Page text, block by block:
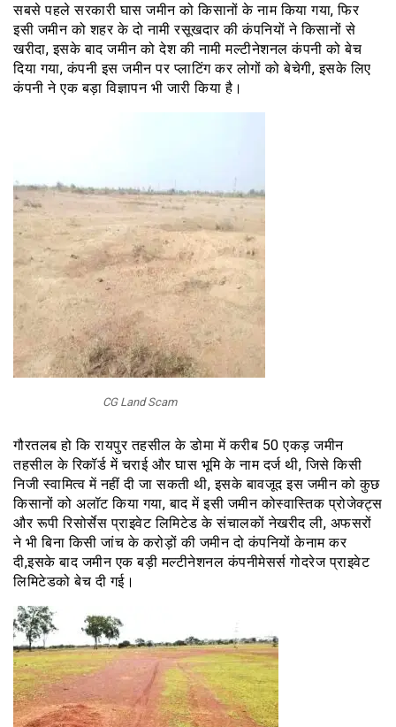
सबसे पहले सरकारी घास जमीन को किसानों के नाम किया गया, फिर
इसी जमीन को शहर के दो नामी रसूखदार की कंपनियों ने किसानों से
खरीदा, इसके बाद जमीन को देश की नामी मल्टीनेशनल कंपनी को बेच
दिया गया, कंपनी इस जमीन पर प्लाटिंग कर लोगों को बेचेगी, इसके लिए
कंपनी ने एक बड़ा विज्ञापन भी जारी किया है।
CG Land Scam
गौरतलब हो कि रायपुर तहसील के डोमा में करीब 50 एकड़ जमीन
तहसील के रिकॉर्ड में चराई और घास भूमि के नाम दर्ज थी, जिसे किसी
निजी स्वामित्व में नहीं दी जा सकती थी, इसके बावजूद इस जमीन को कुछ
किसानों को अलॉट किया गया, बाद में इसी जमीन कोस्वास्तिक प्रोजेक्ट्स
और रूपी रिसोर्सेस प्राइवेट लिमिटेड के संचालकों नेखरीद ली, अफसरों
ने भी बिना किसी जांच के करोड़ों की जमीन दो कंपनियों केनाम कर
दी,इसके बाद जमीन एक बड़ी मल्टीनेशनल कंपनीमेसर्स गोदरेज प्राइवेट
लिमिटेडको बेच दी गई।